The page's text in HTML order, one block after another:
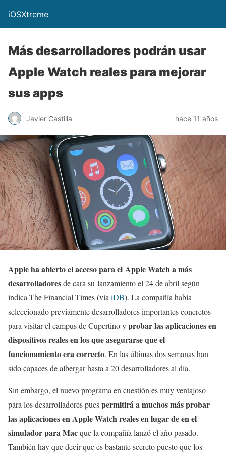
iOSXtreme
Más desarrolladores podrán usar
Apple Watch reales para mejorar
sus apps
Javier Castilla hace 11 años
Apple ha abierto el acceso para el Apple Watch a más
desarrolladoresde cara su lanzamiento el 24 de abril según
indica The Financial Times (víaiDB). La compañía había
seleccionado previamente desarrolladores importantes concretos
para visitar el campus de Cupertino yprobar las aplicaciones en
dispositivos reales en los que asegurarse que el
funcionamiento era correcto. En las últimas dos semanas han
sido capaces de albergar hasta a 20 desarrolladores al día.
Sin embargo, el nuevo programa en cuestión es muy ventajoso
para los desarrolladores puespermitirá a muchos más probar
las aplicaciones en Apple Watch reales en lugar de en el
simulador para Macque la compañía lanzó el año pasado.
También hay que decir que es bastante secreto puesto que los